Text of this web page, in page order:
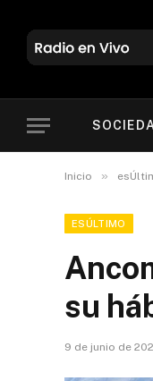
Inicio »
ESÚLTIMO
su
9 de junio de